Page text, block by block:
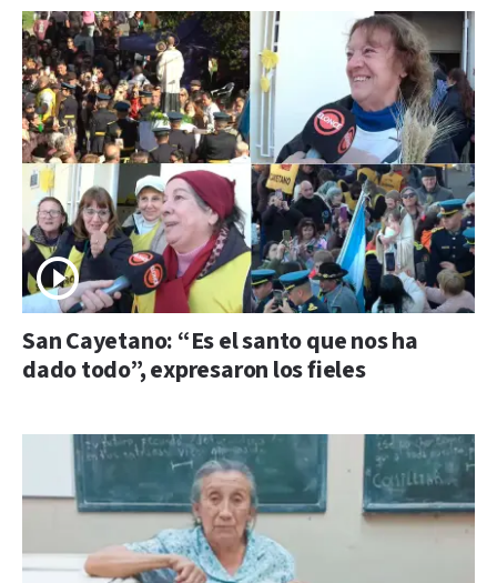
San Cayetano: “Es el santo que nos ha
dado todo”, expresaron los fieles